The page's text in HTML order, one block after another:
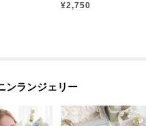
¥2,750
ンランジェリー